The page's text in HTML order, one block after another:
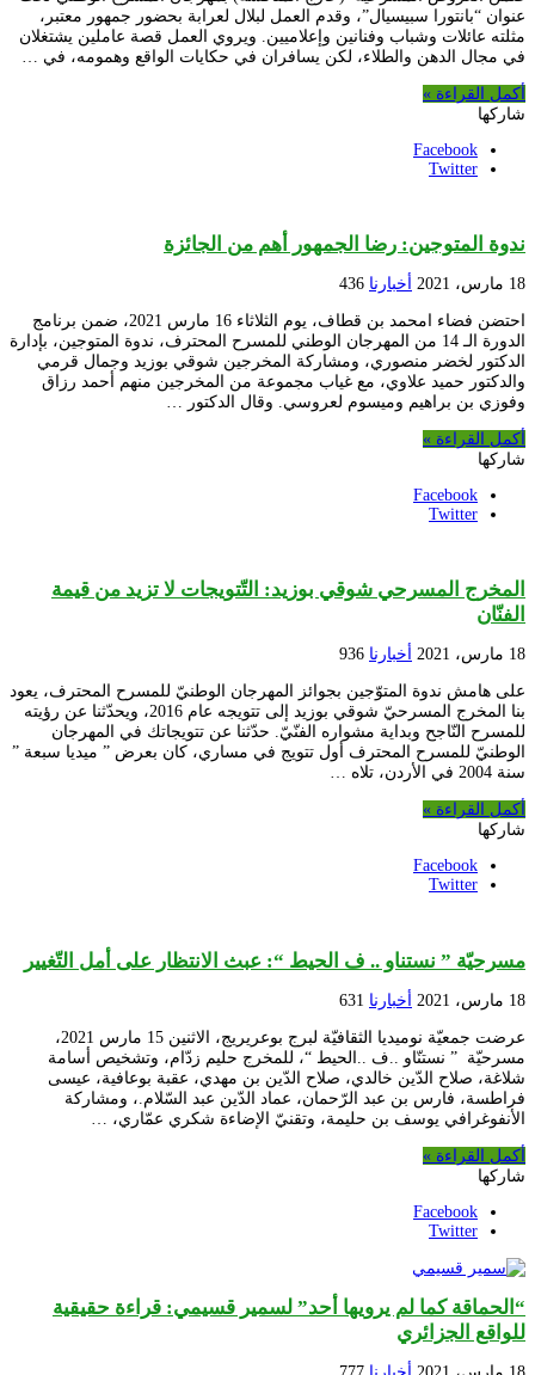
عنوان “بانتورا سبيسيال”، وقدم العمل لبلال لعرابة بحضور جمهور معتبر،
مثلته عائلات وشباب وفنانين وإعلاميين. ويروي العمل قصة عاملين يشتغلان
في مجال الدهن والطلاء، لكن يسافران في حكايات الواقع وهمومه، في …
أكمل القراءة »
شاركها
Facebook
Twitter
ندوة المتوجين: رضا الجمهور أهم من الجائزة
18 مارس، 2021 أخبارنا 436
احتضن فضاء امحمد بن قطاف، يوم الثلاثاء 16 مارس 2021، ضمن برنامج
الدورة الـ 14 من المهرجان الوطني للمسرح المحترف، ندوة المتوجين، بإدارة
الدكتور لخضر منصوري، ومشاركة المخرجين شوقي بوزيد وجمال قرمي
والدكتور حميد علاوي، مع غياب مجموعة من المخرجين منهم أحمد رزاق
وفوزي بن براهيم وميسوم لعروسي. وقال الدكتور …
أكمل القراءة »
شاركها
Facebook
Twitter
المخرج المسرحي شوقي بوزيد: التّتويجات لا تزيد من قيمة
الفنّان
18 مارس، 2021 أخبارنا 936
على هامش ندوة المتوّجين بجوائز المهرجان الوطنيّ للمسرح المحترف، يعود
بنا المخرج المسرحيّ شوقي بوزيد إلى تتويجه عام 2016، ويحدّثنا عن رؤيته
للمسرح النّاجح وبداية مشواره الفنّيّ. حدّثنا عن تتويجاتك في المهرجان
الوطنيّ للمسرح المحترف أول تتويج في مساري، كان بعرض ” ميديا سبعة ”
سنة 2004 في الأردن، تلاه …
أكمل القراءة »
شاركها
Facebook
Twitter
مسرحيّة ” نستناو .. ف الحيط “: عبث الانتظار على أمل التّغيير
18 مارس، 2021 أخبارنا 631
عرضت جمعيّة نوميديا الثقافيّة لبرج بوعريريج، الاثنين 15 مارس 2021،
مسرحيّة ” نستنّاو ..ف ..الحيط “، للمخرج حليم زدّام، وتشخيص أسامة
شلاغة، صلاح الدّين خالدي، صلاح الدّين بن مهدي، عقبة بوعافية، عيسى
فراطسة، فارس بن عبد الرّحمان، عماد الدّين عبد السّلام.، ومشاركة
الأنفوغرافي يوسف بن حليمة، وتقنيّ الإضاءة شكري عمّاري، …
أكمل القراءة »
شاركها
Facebook
Twitter
“الحماقة كما لم يرويها أحد” لسمير قسيمي: قراءة حقيقية
للواقع الجزائري